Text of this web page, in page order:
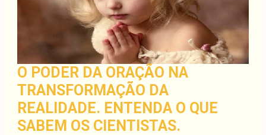
O PODER DA ORAÇÃO NA
TRANSFORMAÇÃO DA
REALIDADE. ENTENDA O QUE
SABEM OS CIENTISTAS.